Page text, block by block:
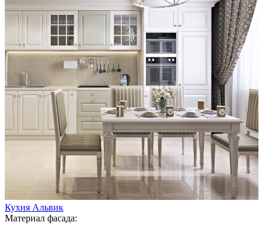
Кухня Альвик
Материал фасада: